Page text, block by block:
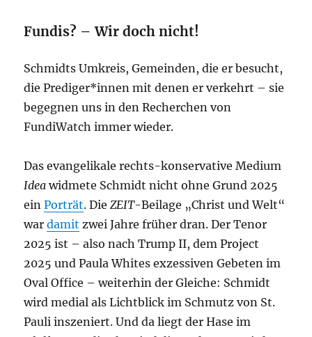
Fundis? – Wir doch nicht!
Schmidts Umkreis, Gemeinden, die er besucht,
die Prediger*innen mit denen er verkehrt – sie
begegnen uns in den Recherchen von
FundiWatch immer wieder.
Das evangelikale rechts-konservative Medium
Idea widmete Schmidt nicht ohne Grund 2025
einPorträt. DieZEIT-Beilage „Christ und Welt“
wardamit zwei Jahre früher dran. Der Tenor
2025 ist – also nach Trump II, dem Project
2025 und Paula Whites exzessiven Gebeten im
Oval Office – weiterhin der Gleiche: Schmidt
wird medial als Lichtblick im Schmutz von St.
Pauli inszeniert. Und da liegt der Hase im